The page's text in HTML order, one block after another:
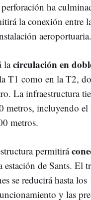
ha
la conexión entre
aeroportuaria.
lacirculación en
T1 como en la T2,
La infraestructura
metros, incluyendo el
metros.
permitirá
estación de Sants. El
se reducirá hasta
y las